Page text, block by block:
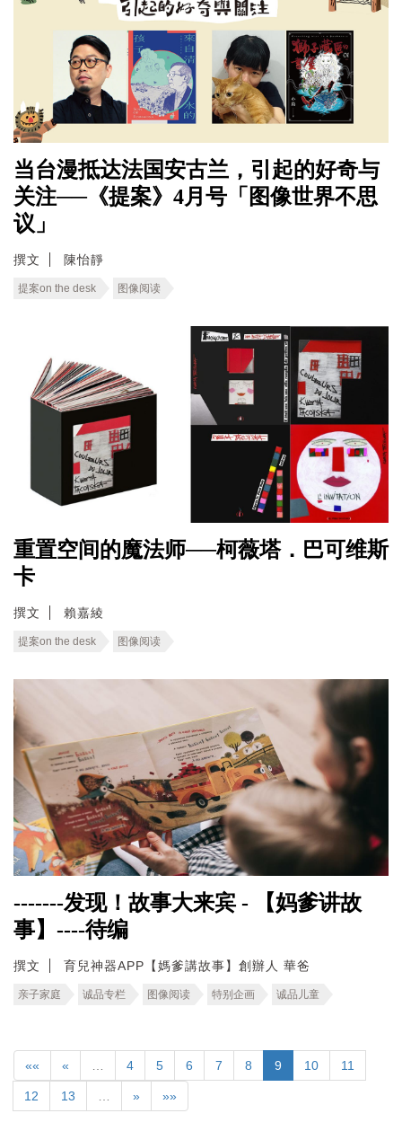
当台漫抵达法国安古兰，引起的好奇与
关注──《提案》4月号「图像世界不思
议」
撰文 陳怡靜
提案on the desk 图像阅读
重置空间的魔法师──柯薇塔．巴可维斯
卡
撰文 賴嘉綾
提案on the desk 图像阅读
-------发现！故事大来宾 - 【妈爹讲故
事】----待编
撰文 育兒神器APP【媽爹講故事】創辦人 華爸
亲子家庭 诚品专栏 图像阅读 特别企画 诚品儿童
«« « 4 5 6 7 8 9 10 11
12 13 » »»